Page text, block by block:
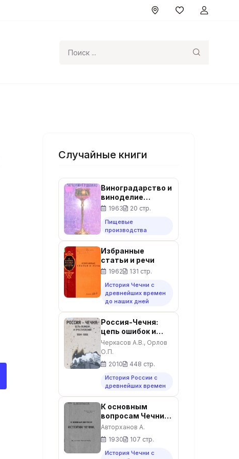
Случайные книги
Виноградарство и
виноделие
Чечено-
1963 20 стр.
Пищевые
производства
Избранные
статьи и речи
1962 131 стр.
История Чечни с
древнейших времен
до наших дней
Россия-Чечня:
цепь ошибок и
преступлений
1994-1996
Черкасов А.В., Орлов
О.П.
2010
448 стр.
История России с
древнейших времен
К основным
вопросам Чечни
(К десятилетию
Советской Чечни)
Авторханов А.
1930
107 стр.
История Чечни с